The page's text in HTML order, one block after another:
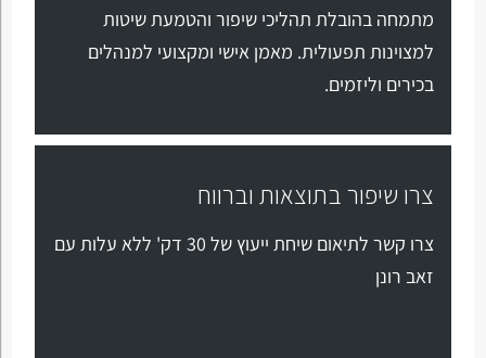
מתמחה בהובלת תהליכי שיפור והטמעת שיטות
למצוינות תפעולית. מאמן אישי ומקצועי למנהלים
בכירים וליזמים.
צרו שיפור בתוצאות וברווח
צרו קשר לתיאום שיחת ייעוץ של 30 דק' ללא עלות עם
זאב רונן